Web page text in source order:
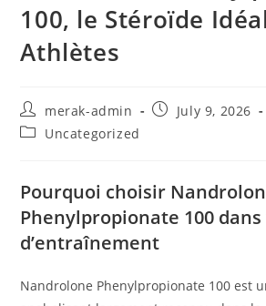
100, le Stéroïde
Athlètes
merak-admin
July 9, 2026
Uncategorized
Pourquoi choisir
Phenylpropionate 100
d’entraînement
Nandrolone Phenylpropionate 100 est